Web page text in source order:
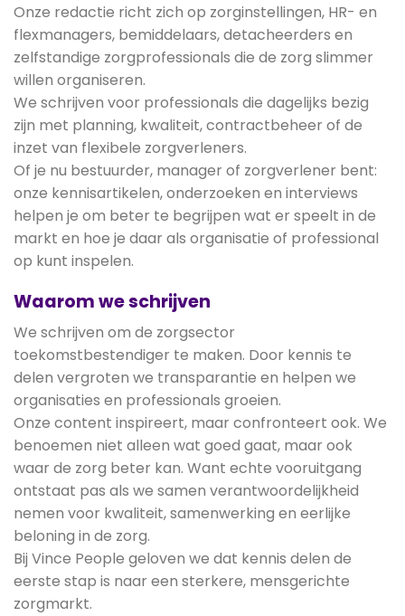
Onze redactie richt zich op zorginstellingen, HR- en
flexmanagers, bemiddelaars, detacheerders en
zelfstandige zorgprofessionals die de zorg slimmer
willen organiseren.
We schrijven voor professionals die dagelijks bezig
zijn met planning, kwaliteit, contractbeheer of de
inzet van flexibele zorgverleners.
Of je nu bestuurder, manager of zorgverlener bent:
onze kennisartikelen, onderzoeken en interviews
helpen je om beter te begrijpen wat er speelt in de
markt en hoe je daar als organisatie of professional
op kunt inspelen.
Waarom we schrijven
We schrijven om de zorgsector
toekomstbestendiger te maken. Door kennis te
delen vergroten we transparantie en helpen we
organisaties en professionals groeien.
Onze content inspireert, maar confronteert ook. We
benoemen niet alleen wat goed gaat, maar ook
waar de zorg beter kan. Want echte vooruitgang
ontstaat pas als we samen verantwoordelijkheid
nemen voor kwaliteit, samenwerking en eerlijke
beloning in de zorg.
Bij Vince People geloven we dat kennis delen de
eerste stap is naar een sterkere, mensgerichte
zorgmarkt.